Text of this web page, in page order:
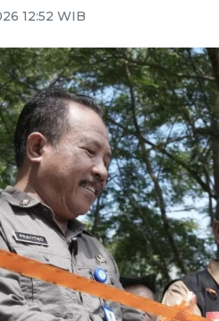
12:52 WIB